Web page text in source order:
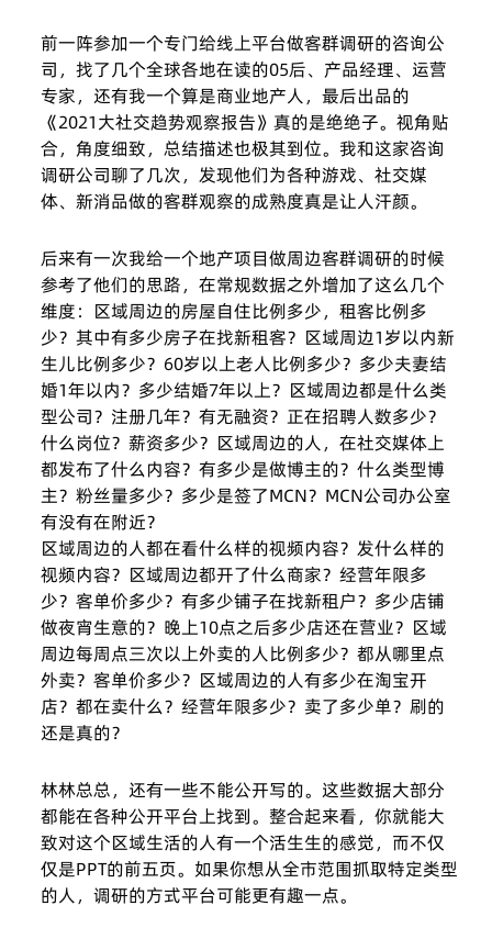
前一阵参加一个专门给线上平台做客群调研的咨询公
司，找了几个全球各地在读的05后、产品经理、运营
专家，还有我一个算是商业地产人，最后出品的
《2021大社交趋势观察报告》真的是绝绝子。视角贴
合，角度细致，总结描述也极其到位。我和这家咨询
调研公司聊了几次，发现他们为各种游戏、社交媒
体、新消品做的客群观察的成熟度真是让人汗颜。
后来有一次我给一个地产项目做周边客群调研的时候
参考了他们的思路，在常规数据之外增加了这么几个
维度：区域周边的房屋自住比例多少，租客比例多
少？其中有多少房子在找新租客？区域周边1岁以内新
生儿比例多少？60岁以上老人比例多少？多少夫妻结
婚1年以内？多少结婚7年以上？区域周边都是什么类
型公司？注册几年？有无融资？正在招聘人数多少？
什么岗位？薪资多少？区域周边的人，在社交媒体上
都发布了什么内容？有多少是做博主的？什么类型博
主？粉丝量多少？多少是签了MCN？MCN公司办公室
有没有在附近？
区域周边的人都在看什么样的视频内容？发什么样的
视频内容？区域周边都开了什么商家？经营年限多
少？客单价多少？有多少铺子在找新租户？多少店铺
做夜宵生意的？晚上10点之后多少店还在营业？区域
周边每周点三次以上外卖的人比例多少？都从哪里点
外卖？客单价多少？区域周边的人有多少在淘宝开
店？都在卖什么？经营年限多少？卖了多少单？刷的
还是真的？
林林总总，还有一些不能公开写的。这些数据大部分
都能在各种公开平台上找到。整合起来看，你就能大
致对这个区域生活的人有一个活生生的感觉，而不仅
仅是PPT的前五页。如果你想从全市范围抓取特定类型
的人，调研的方式平台可能更有趣一点。